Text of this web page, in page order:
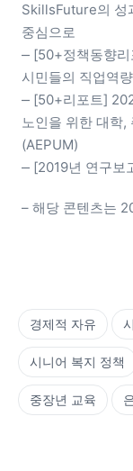
SkillsFuture의 성
중심으로
⎼ [50+정책동향
시민들의 직업역
⎼ [50+리포트]
노인을 위한 대학,
(AEPUM)
⎼ [2019년 연구보
– 해당 콘텐츠는
경제적 자유
시니어 복지 정책
중장년 교육